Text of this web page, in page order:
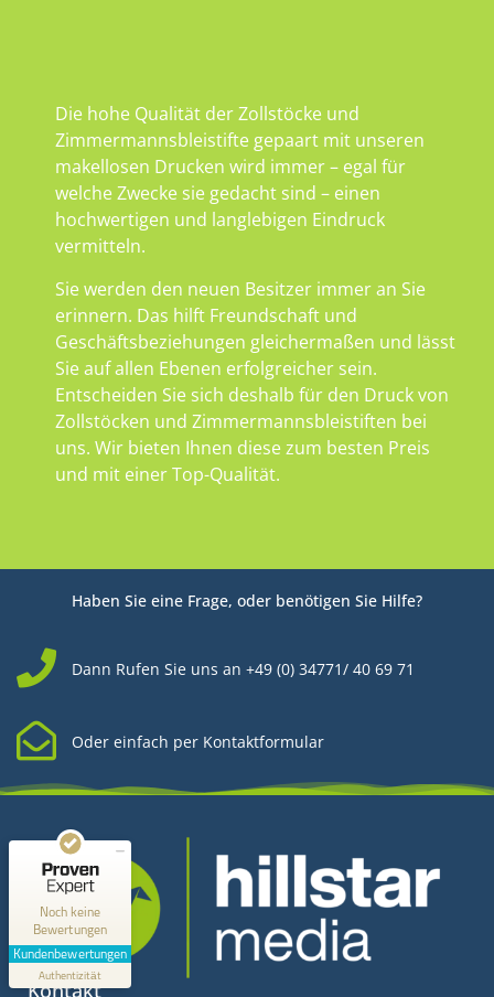
Die hohe Qualität der Zollstöcke und
Zimmermannsbleistifte gepaart mit unseren
makellosen Drucken wird immer – egal für
welche Zwecke sie gedacht sind – einen
hochwertigen und langlebigen Eindruck
vermitteln.
Sie werden den neuen Besitzer immer an Sie
erinnern. Das hilft Freundschaft und
Geschäftsbeziehungen gleichermaßen und lässt
Sie auf allen Ebenen erfolgreicher sein.
Entscheiden Sie sich deshalb für den Druck von
Zollstöcken und Zimmermannsbleistiften bei
uns. Wir bieten Ihnen diese zum besten Preis
und mit einer Top-Qualität.
Haben Sie eine Frage, oder benötigen Sie Hilfe?
Dann Rufen Sie uns an +49 (0) 34771/ 40 69 71
Oder einfach per Kontaktformular
Kontakt
Noch keine
Bewertungen
Kundenbewertungen
Authentizität
Kundenbewertungen und Erfahrungen zu
MANGELHAFT
0,00 / 5,00
Erfahren Sie mehr über dieses Bewertungssiegel
Profil ansehen